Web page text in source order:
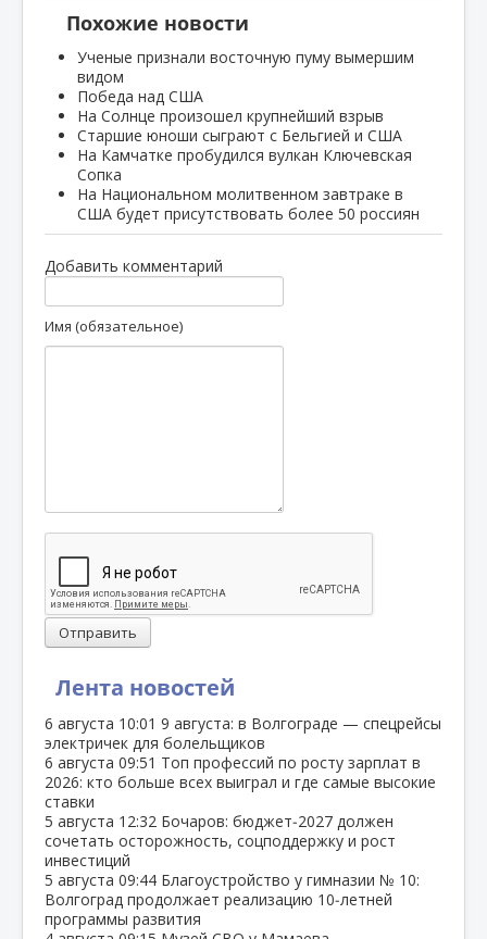
Лента новостей
6 августа 10:01 9 августа: в Волгограде — спецрейсы
электричек для болельщиков
6 августа 09:51 Топ профессий по росту зарплат в
2026: кто больше всех выиграл и где самые высокие
ставки
5 августа 12:32 Бочаров: бюджет‑2027 должен
сочетать осторожность, соцподдержку и рост
инвестиций
5 августа 09:44 Благоустройство у гимназии № 10:
Волгоград продолжает реализацию 10‑летней
программы развития
Похожие новости
Ученые признали восточную пуму вымершим
видом
Победа над США
На Солнце произошел крупнейший взрыв
Старшие юноши сыграют с Бельгией и США
На Камчатке пробудился вулкан Ключевская
Сопка
На Национальном молитвенном завтраке в
США будет присутствовать более 50 россиян
Добавить комментарий
Имя (обязательное)
Отправить